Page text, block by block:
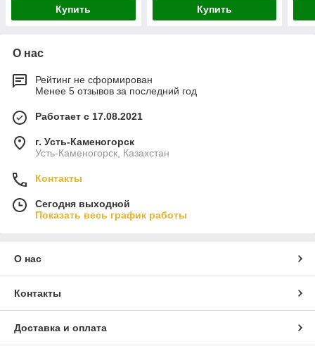
Купить Купить
О нас
Рейтинг не сформирован
Менее 5 отзывов за последний год
Работает с 17.08.2021
г. Усть-Каменогорск
Усть-Каменогорск, Казахстан
Контакты
Сегодня выходной
Показать весь график работы
О нас
Контакты
Доставка и оплата